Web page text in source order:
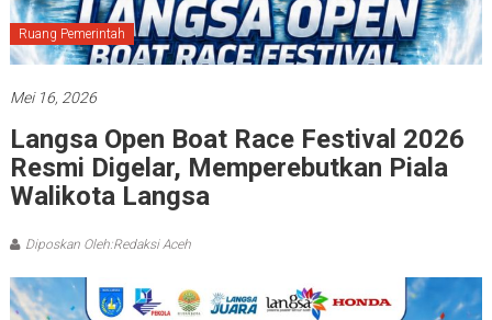
Ruang Pemerintah
Mei 16, 2026
Langsa Open Boat Race Festival 2026
Resmi Digelar, Memperebutkan Piala
Walikota Langsa
Diposkan Oleh:Redaksi Aceh